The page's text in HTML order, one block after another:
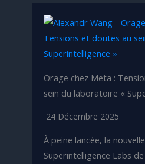
Orage chez Meta :
sein du laboratoire «
24 Décembre 2025
À peine lancée, la
Superintelligence Labs